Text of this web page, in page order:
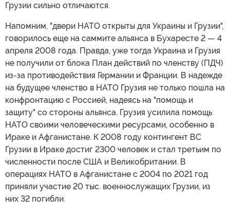
Грузии сильно отличаются.
Напомним, "двери НАТО открыты для Украины и Грузии",
говорилось еще на саммите альянса в Бухаресте 2 — 4
апреля 2008 года. Правда, уже тогда Украина и Грузия
не получили от блока План действий по членству (ПДЧ)
из-за противодействия Германии и Франции. В надежде
на будущее членство в НАТО Грузия не только пошла на
конфронтацию с Россией, надеясь на "помощь и
защиту" со стороны альянса. Грузия усилила помощь
НАТО своими человеческими ресурсами, особенно в
Ираке и Афганистане. К 2008 году контингент ВС
Грузии в Ираке достиг 2300 человек и стал третьим по
численности после США и Великобритании. В
операциях НАТО в Афганистане с 2004 по 2021 год
приняли участие 20 тыс. военнослужащих Грузии, из
них 32 погибли.